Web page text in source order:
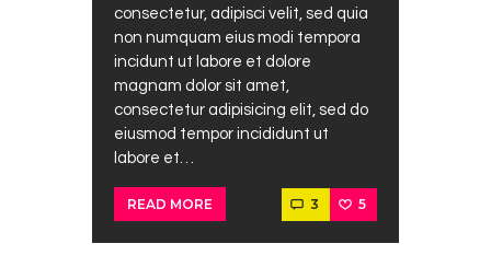
consectetur, adipisci velit, sed quia
non numquam eius modi tempora
incidunt ut labore et dolore
magnam dolor sit amet,
consectetur adipisicing elit, sed do
eiusmod tempor incididunt ut
labore et…
READ MORE 3 5